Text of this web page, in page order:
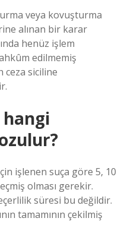
veya kovuşturma
alınan bir karar
henüz işlem
edilmemiş
siciline
hangi
işlenen suça göre 5, 10
olması gerekir.
süresi bu değildir.
tamamının çekilmiş